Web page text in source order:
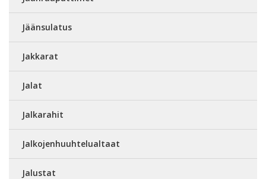
Jäänsulatus
Jakkarat
Jalat
Jalkarahit
Jalkojenhuuhtelualtaat
Jalustat